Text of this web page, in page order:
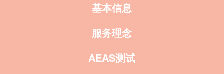
基本信息
服务理念
AEAS测试